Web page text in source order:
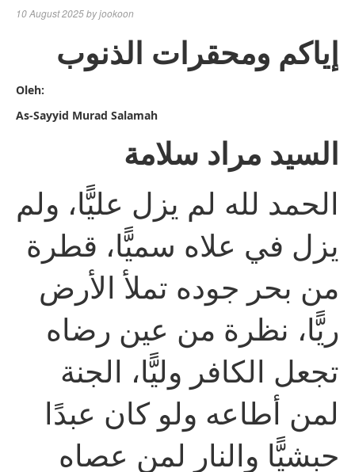
10 August 2025byjookoon
إياكم ومحقرات الذنوب
Oleh:
As-Sayyid Murad Salamah
السيد مراد سلامة
الحمد لله لم يزل عليًّا، ولم
يزل في علاه سميًّا، قطرة
من بحر جوده تملأ الأرض
ريًّا، نظرة من عين رضاه
تجعل الكافر وليًّا، الجنة
لمن أطاعه ولو كان عبدًا
حبشيًّا والنار لمن عصاه